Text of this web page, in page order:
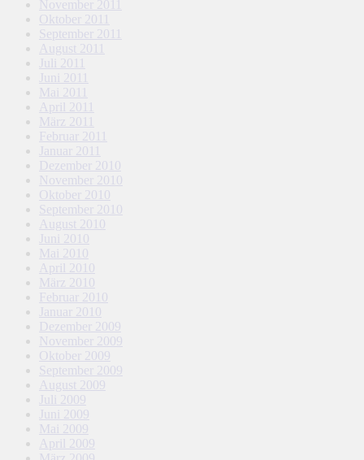
November 2011
Oktober 2011
September 2011
August 2011
Juli 2011
Juni 2011
Mai 2011
April 2011
März 2011
Februar 2011
Januar 2011
Dezember 2010
November 2010
Oktober 2010
September 2010
August 2010
Juni 2010
Mai 2010
April 2010
März 2010
Februar 2010
Januar 2010
Dezember 2009
November 2009
Oktober 2009
September 2009
August 2009
Juli 2009
Juni 2009
Mai 2009
April 2009